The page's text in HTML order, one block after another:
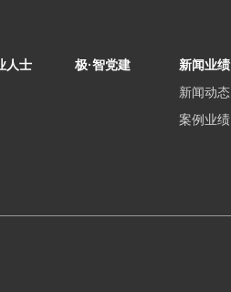
人士 极·智党建
新闻业绩
新闻动态
案例业绩